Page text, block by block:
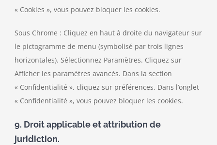
« Cookies », vous pouvez bloquer les cookies.
Sous Chrome : Cliquez en haut à droite du navigateur sur
le pictogramme de menu (symbolisé par trois lignes
horizontales). Sélectionnez Paramètres. Cliquez sur
Afficher les paramètres avancés. Dans la section
« Confidentialité », cliquez sur préférences. Dans l’onglet
« Confidentialité », vous pouvez bloquer les cookies.
9. Droit applicable et attribution de
juridiction.